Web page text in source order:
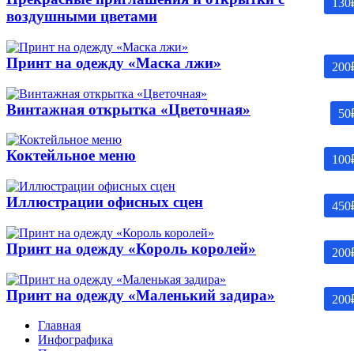
130
воздушными цветами
200
Принт на одежду «Маска лжи»
50
Винтажная открытка «Цветочная»
100
Коктейльное меню
450
Иллюстрации офисных сцен
200
Принт на одежду «Король королей»
200
Принт на одежду «Маленький задира»
Главная
Инфографика